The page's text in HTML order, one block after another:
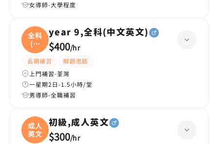
女導師-大學程度
全科
(中
文
year 9,全科(中文英文)
$400/hr
長期補習
解題思路
上門補習-荃灣
一星期2日-1.5小時/堂
男導師-全職補習
成人
英文
初級,成人英文
$300/hr